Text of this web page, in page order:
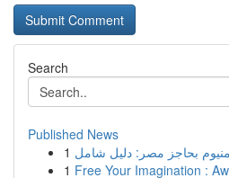
Search
Published News
1 بحاجز مصر: دليل شامل
1 Free Your Imagination :